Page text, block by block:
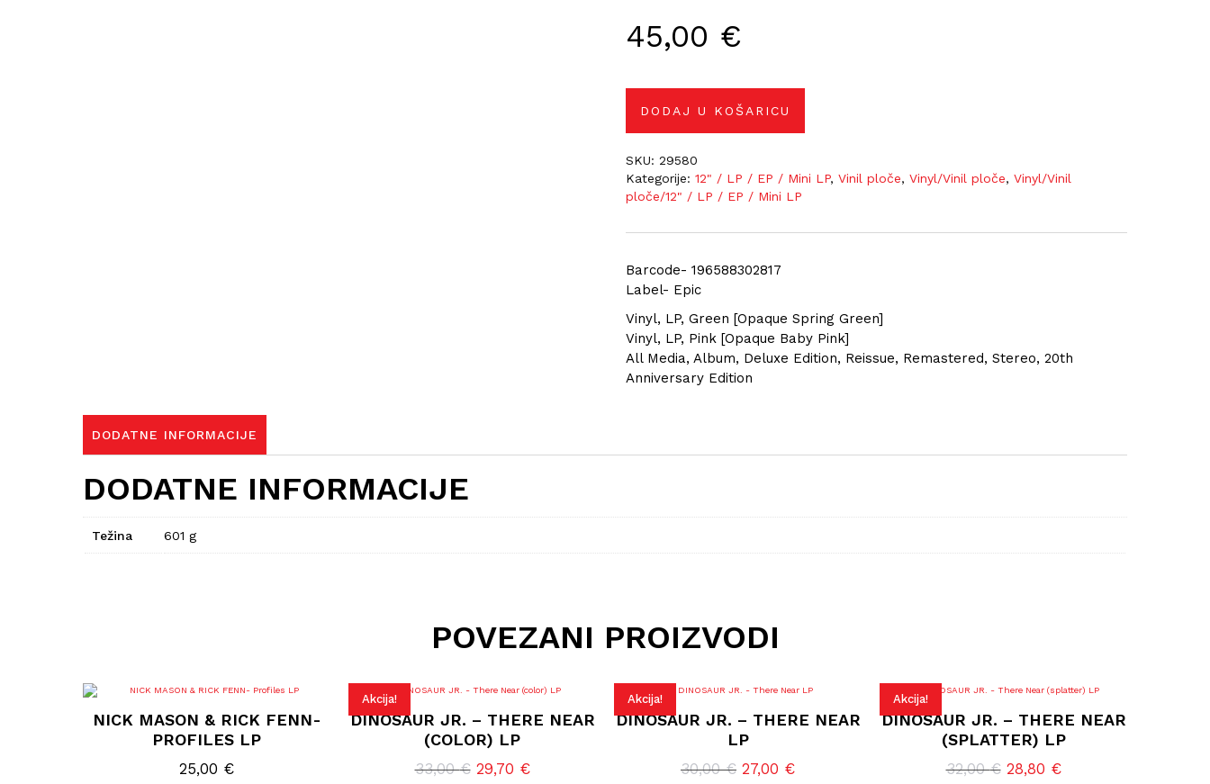
45,00 €
Barcode- 196588302817
Label- Epic
Vinyl, LP, Green [Opaque Spring Green]
Vinyl, LP, Pink [Opaque Baby Pink]
All Media, Album, Deluxe Edition, Reissue, Remastered, Stereo, 20th
Anniversary Edition
DODAJ U KOŠARICU
SKU:29580
Kategorije:12" / LP / EP / Mini LP,Vinil ploče,Vinyl/Vinil ploče,Vinyl/Vinil
ploče/12" / LP / EP / Mini LP
DODATNE INFORMACIJE
DODATNE INFORMACIJE
Težina 601 g
POVEZANI PROIZVODI
NICK MASON & RICK FENN-
PROFILES LP
25,00 €
Akcija!
DINOSAUR JR. – THERE NEAR
(COLOR) LP
33,00€ Izvorna
29,70 €Trenutna
Akcija!
DINOSAUR JR. – THERE NEAR
LP
30,00€ Izvorna
27,00 €Trenutna
Akcija!
DINOSAUR JR. – THERE NEAR
(SPLATTER) LP
32,00€ Izvorna
28,80 €Trenutna